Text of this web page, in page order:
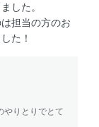
した。
担当の方のお
た！
やりとりでとて